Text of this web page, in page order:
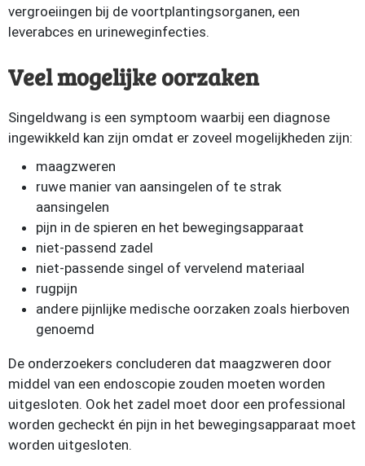
vergroeiingen bij de voortplantingsorganen, een
leverabces en urineweginfecties.
Veel mogelijke oorzaken
Singeldwang is een symptoom waarbij een diagnose
ingewikkeld kan zijn omdat er zoveel mogelijkheden zijn:
maagzweren
ruwe manier van aansingelen of te strak
aansingelen
pijn in de spieren en het bewegingsapparaat
niet-passend zadel
niet-passende singel of vervelend materiaal
rugpijn
andere pijnlijke medische oorzaken zoals hierboven
genoemd
De onderzoekers concluderen dat maagzweren door
middel van een endoscopie zouden moeten worden
uitgesloten. Ook het zadel moet door een professional
worden gecheckt én pijn in het bewegingsapparaat moet
worden uitgesloten.